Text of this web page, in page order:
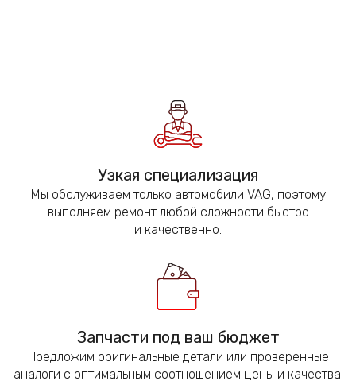
Узкая специализация
Мы обслуживаем только автомобили VAG, поэтому
выполняем ремонт любой сложности быстро
и качественно.
Запчасти под ваш бюджет
Предложим оригинальные детали или проверенные
аналоги с оптимальным соотношением цены и качества.